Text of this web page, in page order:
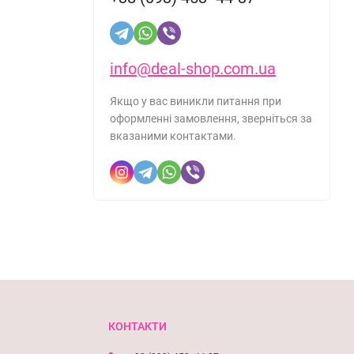
info@deal-shop.com.ua
Якщо у вас виникли питання при
оформленні замовлення, зверніться за
вказаними контактами.
КОНТАКТИ